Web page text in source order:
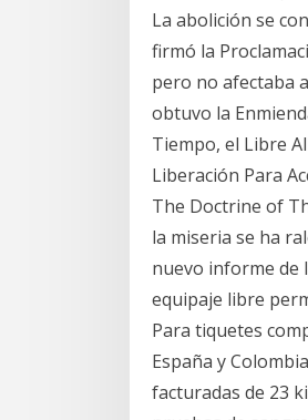
La abolición se
firmó la
pero no afectaba
obtuvo la
Tiempo, el Libre
Liberación Para
The Doctrine of
la miseria se ha
nuevo informe de
equipaje libre
Para tiquetes
España y
facturadas de 23